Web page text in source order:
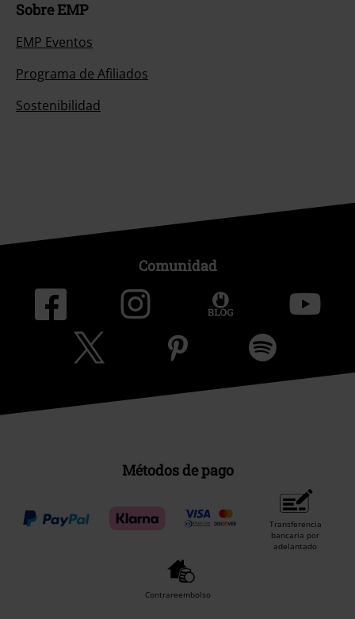
Sobre EMP
EMP Eventos
Programa de Afiliados
Sostenibilidad
Comunidad
Métodos de pago
Transferencia
bancaria por
adelantado
Contrareembolso